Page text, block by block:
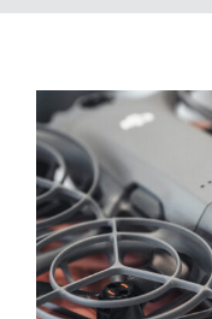
Accessori
La foto del mese
Guide